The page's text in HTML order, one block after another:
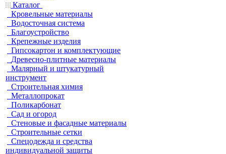
Каталог
Кровельные материалы
Водосточная система
Благоустройство
Крепежные изделия
Гипсокартон и комплектующие
Древесно-плитные материалы
Малярный и штукатурный
инструмент
Строительная химия
Металлопрокат
Поликарбонат
Сад и огород
Стеновые и фасадные материалы
Строительные сетки
Спецодежда и средства
индивидуальной защиты